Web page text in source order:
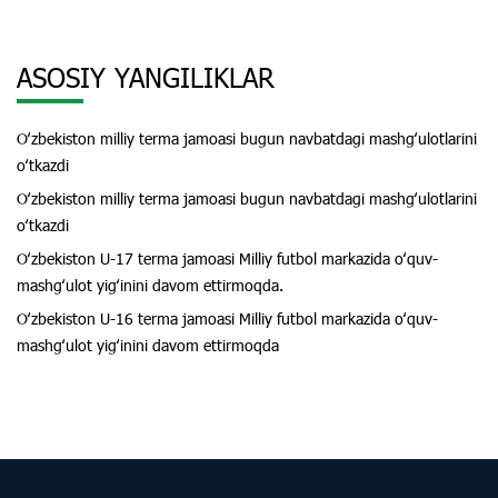
ASOSIY YANGILIKLAR
Oʻzbekiston milliy terma jamoasi bugun navbatdagi mashgʻulotlarini
oʻtkazdi
Oʻzbekiston milliy terma jamoasi bugun navbatdagi mashgʻulotlarini
oʻtkazdi
Oʻzbekiston U-17 terma jamoasi Milliy futbol markazida oʻquv-
mashgʻulot yigʻinini davom ettirmoqda.
Oʻzbekiston U-16 terma jamoasi Milliy futbol markazida oʻquv-
mashgʻulot yigʻinini davom ettirmoqda